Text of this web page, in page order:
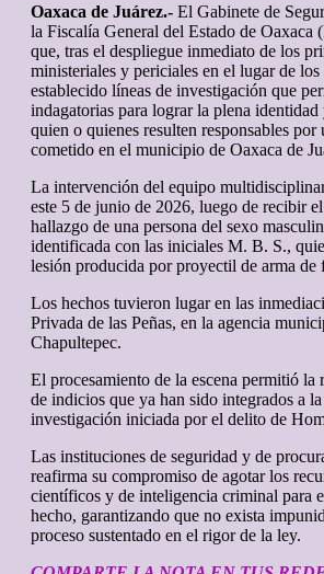
Oaxaca de Juárez.- El Gabinete de
la Fiscalía General del Estado de Oaxaca
que, tras el despliegue inmediato de los
ministeriales y periciales en el lugar de los
establecido líneas de investigación que
indagatorias para lograr la plena
quien o quienes resulten responsables
cometido en el municipio de Oaxaca de
La intervención del equipo
este 5 de junio de 2026, luego de recibir
hallazgo de una persona del sexo
identificada con las iniciales M. B. S.,
lesión producida por proyectil de arma de
Los hechos tuvieron lugar en las
Privada de las Peñas, en la agencia
Chapultepec.
El procesamiento de la escena permitió la
de indicios que ya han sido integrados a
investigación iniciada por el delito de
Las instituciones de seguridad y de
reafirma su compromiso de agotar los
científicos y de inteligencia criminal para
hecho, garantizando que no exista
proceso sustentado en el rigor de la ley.